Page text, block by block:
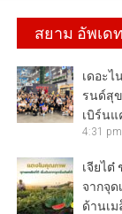
สยาม อัพเดท
เดอะไ
รนด์สุข
เบิร์น
4:31 pm
เจียไต๋
จากจุ
ด้านเ